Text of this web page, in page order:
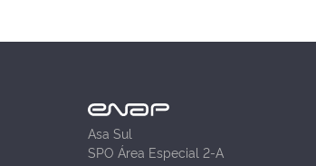
Asa Sul
SPO Área Especial 2-A